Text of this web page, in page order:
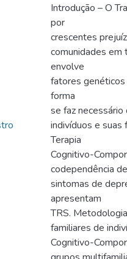
Introdução – O
por
crescentes
comunidades
envolve
fatores
forma
se faz
indivíduos e suas
Terapia
Cognitivo-
codependência
sintomas de
apresentam
TRS.
familiares de
Cognitivo-